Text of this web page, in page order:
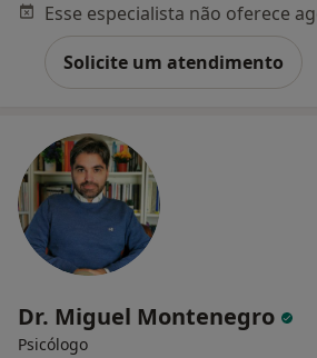
Solicite um atendimento
Dr. Miguel Montenegro
Psicólogo